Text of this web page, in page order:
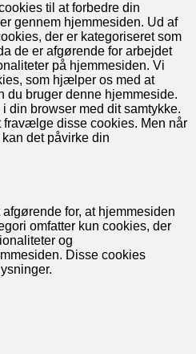
til at forbedre din
gennem hjemmesiden. Ud af
der er kategoriseret som
de er afgørende for arbejdet
på hjemmesiden. Vi
som hjælper os med at
du bruger denne hjemmeside.
din browser med dit samtykke.
fravælge disse cookies. Men når
det påvirke din
for, at hjemmesiden
omfatter kun cookies, der
og
Disse cookies